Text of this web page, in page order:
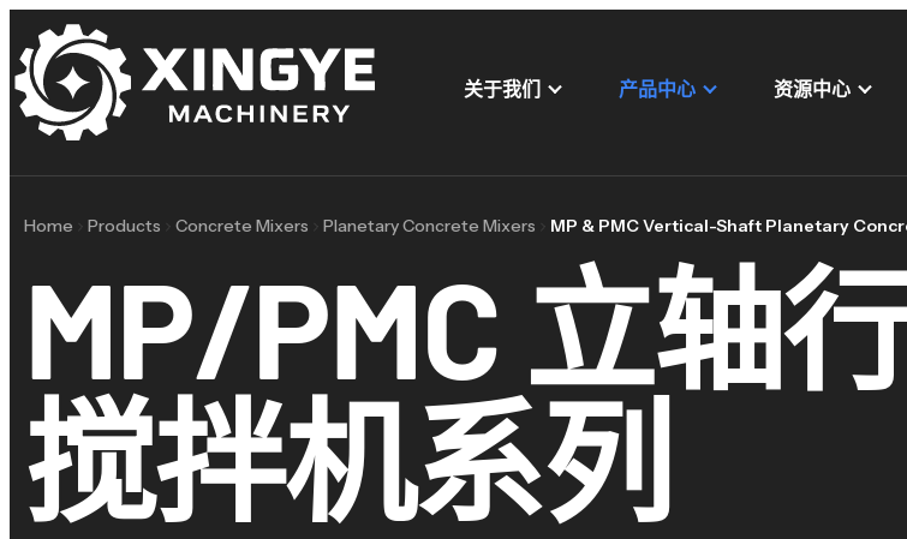
关于我们 产品中心 资源中心
Home Products Concrete Mixers Planetary Concrete Mixers MP & PMC Vertical-Shaft Planetary
MP/PMC 立轴
搅拌机系列